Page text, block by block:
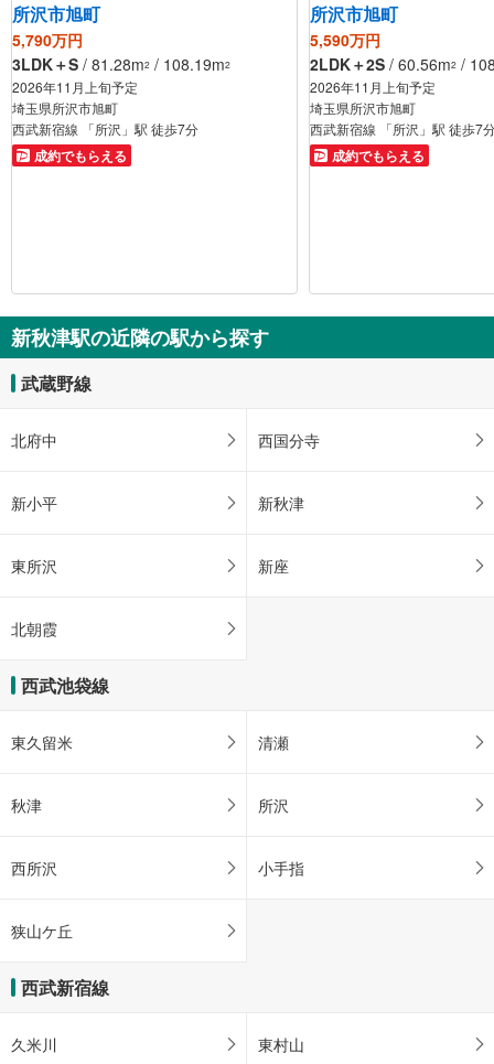
所沢市旭町
5,790万円
3LDK＋S / 81.28m2 / 108.19m2
2026年11月上旬予定
埼玉県所沢市旭町
西武新宿線 「所沢」駅 徒歩7分
成約でもらえる
所沢市旭町
5,590万円
2LDK＋2S / 60.56m2 /
2026年11月上旬予定
埼玉県所沢市旭町
西武新宿線 「所沢」駅 徒歩7
成約でもらえる
新秋津駅の近隣の駅から探す
武蔵野線
北府中 西国分寺
新小平 新秋津
東所沢 新座
北朝霞
西武池袋線
東久留米 清瀬
秋津 所沢
西所沢 小手指
狭山ケ丘
西武新宿線
久米川 東村山